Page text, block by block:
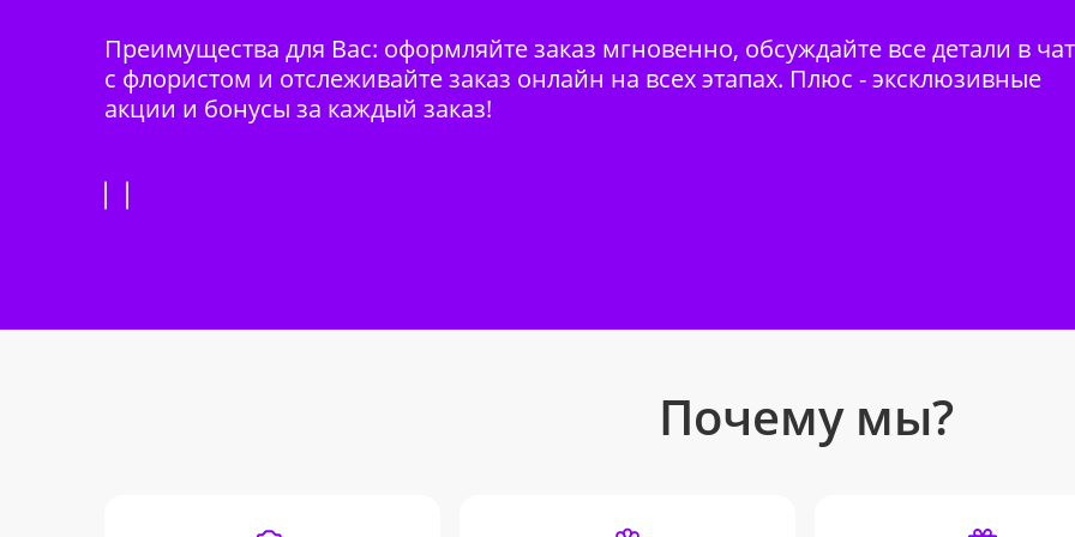
Преимущества для Вас: оформляйте заказ мгновенно, обсуждайте все детали в
с флористом и отслеживайте заказ онлайн на всех этапах. Плюс - эксклюзивные
акции и бонусы за каждый заказ!
Почему мы?